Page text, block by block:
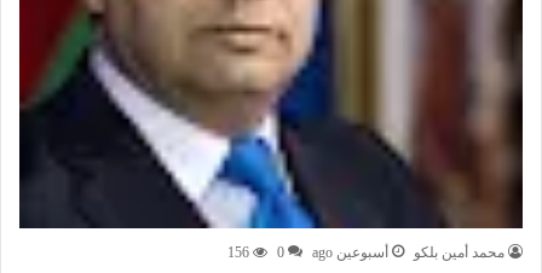
محمد أمين بلكو أسبوعين ago 0
156